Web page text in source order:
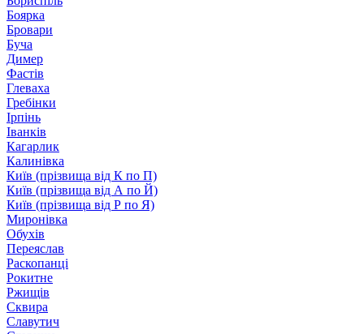
Боярка
Бровари
Буча
Димер
Фастів
Глеваха
Гребінки
Ірпінь
Іванків
Кагарлик
Калинівка
Київ (прізвища від К по П)
Київ (прізвища від А по Й)
Київ (прізвища від Р по Я)
Миронівка
Обухів
Переяслав
Раскопанці
Рокитне
Ржищів
Сквира
Славутич